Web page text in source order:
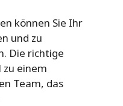
können Sie Ihr
und zu
Die richtige
zu einem
Team, das